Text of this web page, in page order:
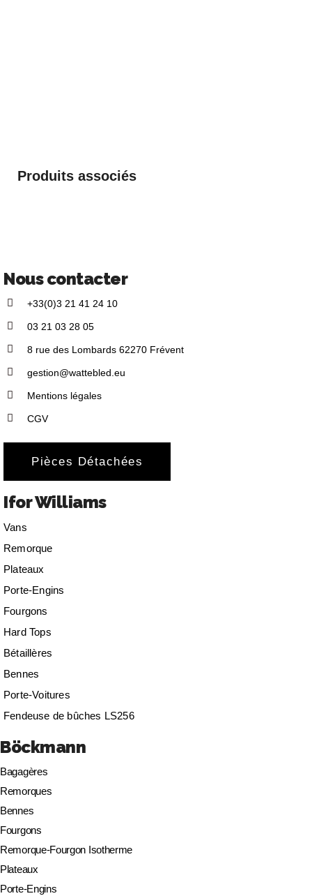
Produits associés
Nous contacter
+33(0)3 21 41 24 10
03 21 03 28 05
8 rue des Lombards 62270 Frévent
gestion@wattebled.eu
Mentions légales
CGV
Pièces Détachées
Ifor Williams
Vans
Remorque
Plateaux
Porte-Engins
Fourgons
Hard Tops
Bétaillères
Bennes
Porte-Voitures
Fendeuse de bûches LS256
Böckmann
Bagagères
Remorques
Bennes
Fourgons
Remorque-Fourgon Isotherme
Plateaux
Porte-Engins